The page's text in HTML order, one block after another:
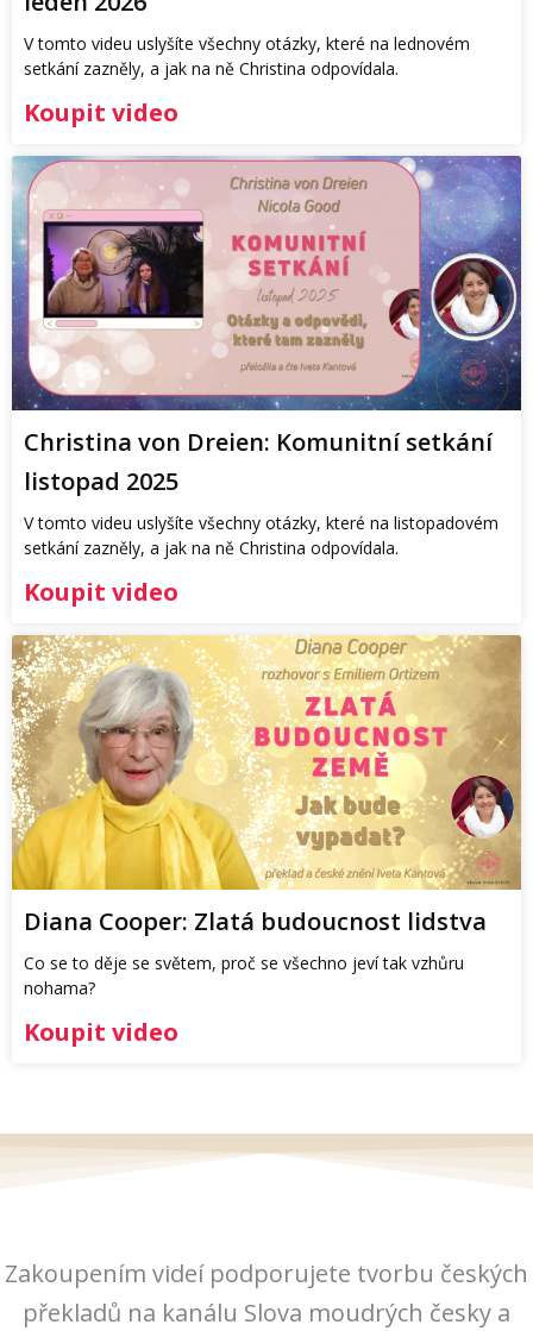
V tomto videu uslyšíte všechny otázky, které na lednovém
setkání zazněly, a jak na ně Christina odpovídala.
Koupit video
Christina von Dreien: Komunitní setkání
listopad 2025
V tomto videu uslyšíte všechny otázky, které na listopadovém
setkání zazněly, a jak na ně Christina odpovídala.
Koupit video
Diana Cooper: Zlatá budoucnost lidstva
Co se to děje se světem, proč se všechno jeví tak vzhůru
nohama?
Koupit video
Zakoupením videí podporujete tvorbu českých
překladů na kanálu Slova moudrých česky a